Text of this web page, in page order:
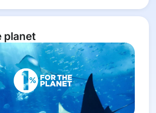
planet